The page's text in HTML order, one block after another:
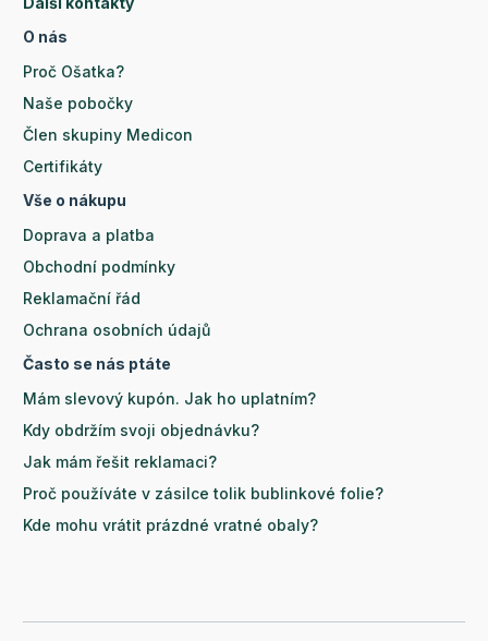
O nás
Proč Ošatka?
Naše pobočky
Člen skupiny Medicon
Certifikáty
Vše o nákupu
Doprava a platba
Obchodní podmínky
Reklamační řád
Ochrana osobních údajů
Často se nás ptáte
Mám slevový kupón. Jak ho uplatním?
Kdy obdržím svoji objednávku?
Jak mám řešit reklamaci?
Proč používáte v zásilce tolik bublinkové folie?
Kde mohu vrátit prázdné vratné obaly?